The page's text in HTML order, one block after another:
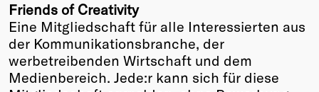
Friends of Creativity
Eine Mitgliedschaft für alle Interessierten aus
der Kommunikationsbranche, der
werbetreibenden Wirtschaft und dem
Medienbereich. Jede:r kann sich für diese